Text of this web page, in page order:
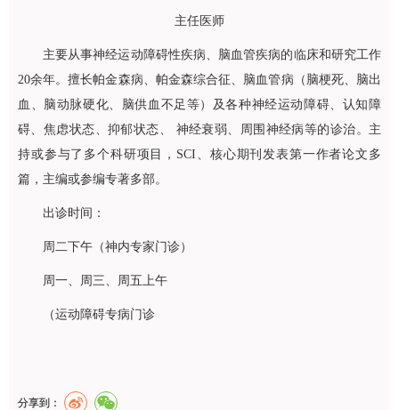
主任医师
主要从事神经运动障碍性疾病、脑血管疾病的临床和研究工作
20余年。擅长帕金森病、帕金森综合征、脑血管病（脑梗死、脑出
血、脑动脉硬化、脑供血不足等）及各种神经运动障碍、认知障
碍、焦虑状态、抑郁状态、 神经衰弱、周围神经病等的诊治。主
持或参与了多个科研项目，SCI、核心期刊发表第一作者论文多
篇，主编或参编专著多部。
出诊时间：
周二下午（神内专家门诊）
周一、周三、周五上午
（运动障碍专病门诊
分享到：